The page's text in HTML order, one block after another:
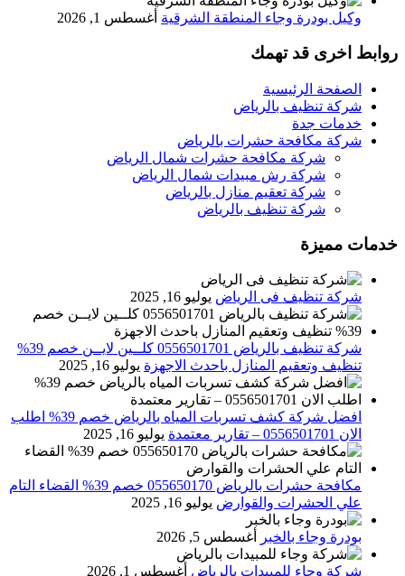
وكيل بودرة وجاء المنطقة الشرقية أغسطس 1, 2026
روابط اخرى قد تهمك
الصفحة الرئيسية
شركة تنظيف بالرياض
خدمات جدة
شركة مكافحة حشرات بالرياض
شركة مكافحة حشرات شمال الرياض
شركة رش مبيدات شمال الرياض
شركة تعقيم منازل بالرياض
شركة تنظيف بالرياض
خدمات مميزة
شركة تنظيف فى الرياض يوليو 16, 2025
شركة تنظيف بالرياض 0556501701 كلــين لايــن خصم 39%
تنظيف وتعقيم المنازل باحدث الاجهزة يوليو 16, 2025
افضل شركة كشف تسربات المياه بالرياض خصم 39% اطلب
الان 0556501701‬‏ – تقارير معتمدة
يوليو 16, 2025
مكافحة حشرات بالرياض 055650170 خصم 39% القضاء التام
علي الحشرات والقوارض يوليو 16, 2025
بودرة وجاء بالخبر أغسطس 5, 2026
شركة وجاء للمبيدات بالرياض أغسطس 1, 2026